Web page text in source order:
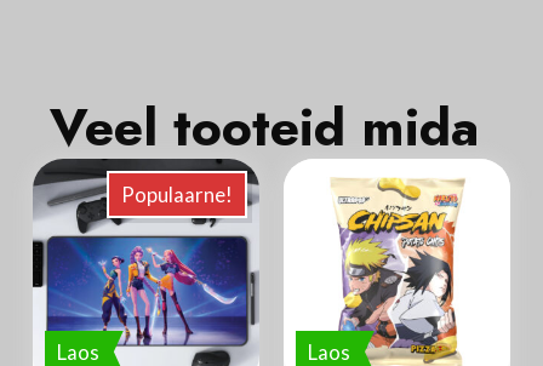
Veel tooteid mida
Laos
Populaarne!
Laos